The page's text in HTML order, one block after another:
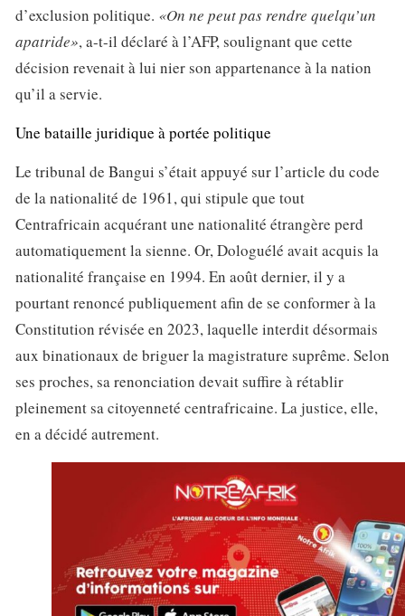
d’exclusion politique. «On ne peut pas rendre quelqu’un
apatride», a-t-il déclaré à l’AFP, soulignant que cette
décision revenait à lui nier son appartenance à la nation
qu’il a servie.
Une bataille juridique à portée politique
Le tribunal de Bangui s’était appuyé sur l’article du code
de la nationalité de 1961, qui stipule que tout
Centrafricain acquérant une nationalité étrangère perd
automatiquement la sienne. Or, Dologuélé avait acquis la
nationalité française en 1994. En août dernier, il y a
pourtant renoncé publiquement afin de se conformer à la
Constitution révisée en 2023, laquelle interdit désormais
aux binationaux de briguer la magistrature suprême. Selon
ses proches, sa renonciation devait suffire à rétablir
pleinement sa citoyenneté centrafricaine. La justice, elle,
en a décidé autrement.